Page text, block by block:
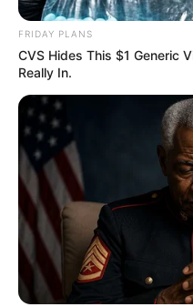
FRIDAY PLANS
CVS Hides This $1 Generic
Really In.